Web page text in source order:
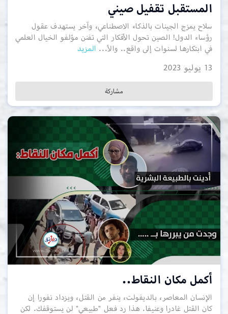
المستقبل تقفيل صيني
سلاح يمزج الجينات بالذكاء الاصطناعي، وآخر يستهدف عقول
رؤساء الدول! الصين تحول الأفكار التي تفنن مؤلفو الخيال العلمي
في ابتكارها لسنوات إلى واقع.. والأ... المزيد
13 يوليو 2023
مشاركة
أكمل مكان النقاط..
الإنسان المعاصر، بالديفولت، ينفر من القتل، ويزداد نفورا إن
كان القتل غادرا وعنيفا. هذا رد فعل "طبيعي" لن يستوقفك. لكن